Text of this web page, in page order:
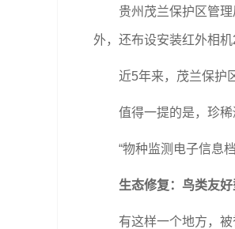
贵州茂兰保护区管理局
外，还布设安装红外相
近5年来，茂兰保护区
值得一提的是，珍稀濒
“物种监测电子信息档
生态修复：鸟类友好
有这样一个地方，被誉